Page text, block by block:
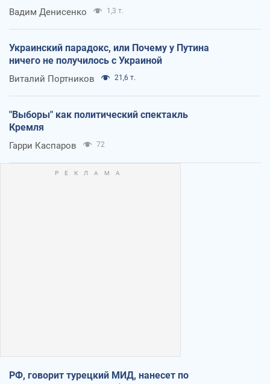
Вадим Денисенко 1,3 т.
Украинский парадокс, или Почему у Путина
ничего не получилось с Украиной
Виталий Портников 21,6 т.
"Выборы" как политический спектакль
Кремля
Гарри Каспаров 72
РФ, говорит турецкий МИД, нанесет по